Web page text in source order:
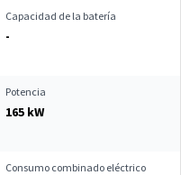
Capacidad de la batería
-
Potencia
165 kW
Consumo combinado eléctrico